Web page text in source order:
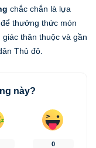
chắc chắn là lựa
thưởng thức món
thân thuộc và gần
Thủ đô.
này?
0